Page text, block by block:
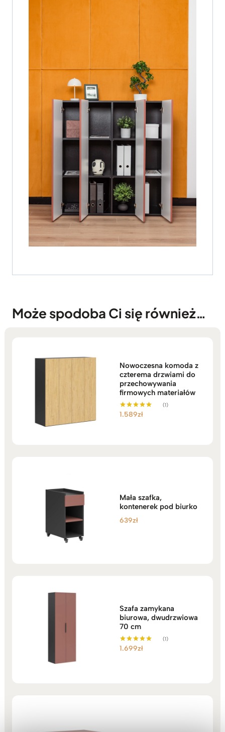
Może spodoba Ci się również…
Nowoczesna komoda z
czterema drzwiami do
przechowywania
firmowych materiałów
Oceniono
(1)
1.589zł
Mała szafka,
kontenerek pod biurko
639zł
Szafa zamykana
biurowa, dwudrzwiowa
70 cm
Oceniono
(1)
1.699zł